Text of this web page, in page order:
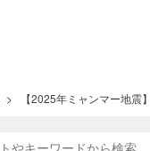
【2025年ミャンマー地震